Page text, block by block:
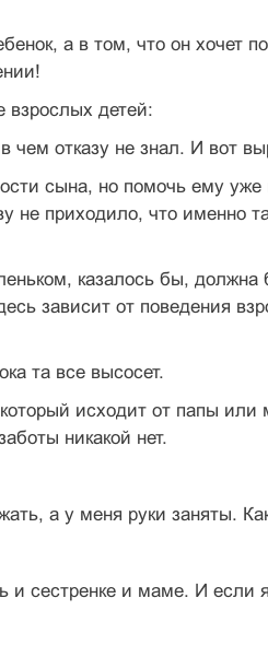
а в том, что он хочет
взрослых детей:
отказу не знал. И вот
сына, но помочь ему
не приходило, что именно
казалось бы,
зависит от поведения
та все высосет.
исходит от папы
никакой нет.
а у меня руки заняты.
и сестренке и маме. И если